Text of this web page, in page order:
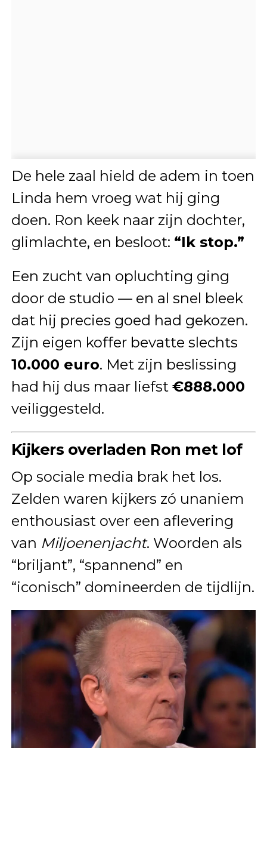
De hele zaal hield de adem in toen
Linda hem vroeg wat hij ging
doen. Ron keek naar zijn dochter,
glimlachte, en besloot: “Ik stop.”
Een zucht van opluchting ging
door de studio — en al snel bleek
dat hij precies goed had gekozen.
Zijn eigen koffer bevatte slechts
10.000 euro. Met zijn beslissing
had hij dus maar liefst €888.000
veiliggesteld.
Kijkers overladen Ron met lof
Op sociale media brak het los.
Zelden waren kijkers zó unaniem
enthousiast over een aflevering
van Miljoenenjacht. Woorden als
“briljant”, “spannend” en
“iconisch” domineerden de tijdlijn.